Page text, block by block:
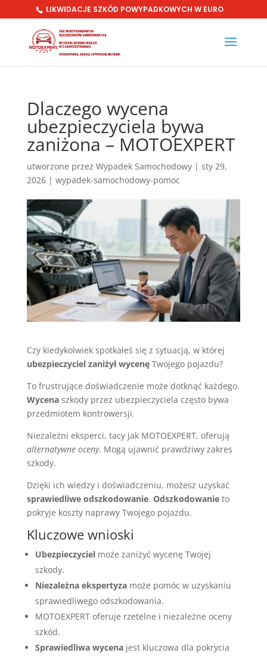
LIKWIDACJE SZKÓD POWYPADKOWYCH W EURO
Dlaczego wycena
ubezpieczyciela bywa
zaniżona – MOTOEXPERT
utworzone przez Wypadek Samochodowy| sty 29,
2026| wypadek-samochodowy-pomoc
Czy kiedykolwiek spotkałeś się z sytuacją, w której
ubezpieczyciel zaniżył wycenęTwojego pojazdu?
To frustrujące doświadczenie może dotknąć każdego.
Wycenaszkody przez ubezpieczyciela często bywa
przedmiotem kontrowersji.
Niezależni eksperci, tacy jak MOTOEXPERT, oferują
alternatywne oceny. Mogą ujawnić prawdziwy zakres
szkody.
Dzięki ich wiedzy i doświadczeniu, możesz uzyskać
sprawiedliwe odszkodowanie. Odszkodowanieto
pokryje koszty naprawy Twojego pojazdu.
Kluczowe wnioski
Ubezpieczycielmoże zaniżyć wycenę Twojej
szkody.
Niezależna ekspertyzamoże pomóc w uzyskaniu
sprawiedliwego odszkodowania.
MOTOEXPERT oferuje rzetelne i niezależne oceny
szkód.
Sprawiedliwa wycenajest kluczowa dla pokrycia